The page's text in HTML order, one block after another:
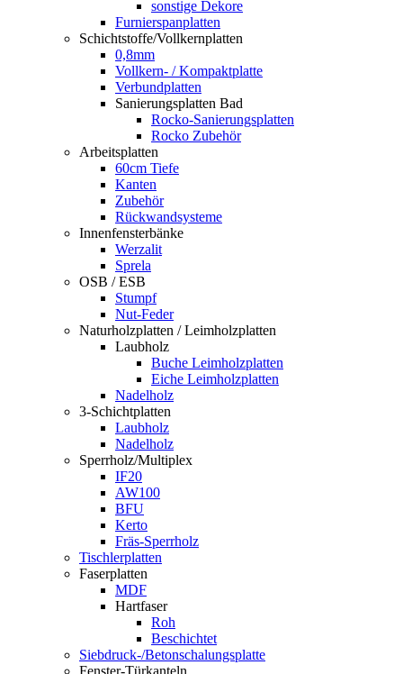
sonstige Dekore
Furnierspanplatten
Schichtstoffe/Vollkernplatten
0,8mm
Vollkern- / Kompaktplatte
Verbundplatten
Sanierungsplatten Bad
Rocko-Sanierungsplatten
Rocko Zubehör
Arbeitsplatten
60cm Tiefe
Kanten
Zubehör
Rückwandsysteme
Innenfensterbänke
Werzalit
Sprela
OSB / ESB
Stumpf
Nut-Feder
Naturholzplatten / Leimholzplatten
Laubholz
Buche Leimholzplatten
Eiche Leimholzplatten
Nadelholz
3-Schichtplatten
Laubholz
Nadelholz
Sperrholz/Multiplex
IF20
AW100
BFU
Kerto
Fräs-Sperrholz
Tischlerplatten
Faserplatten
MDF
Hartfaser
Roh
Beschichtet
Siebdruck-/Betonschalungsplatte